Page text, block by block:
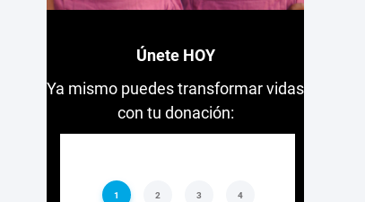
Únete HOY
Ya mismo puedes transformar vidas
con tu donación: